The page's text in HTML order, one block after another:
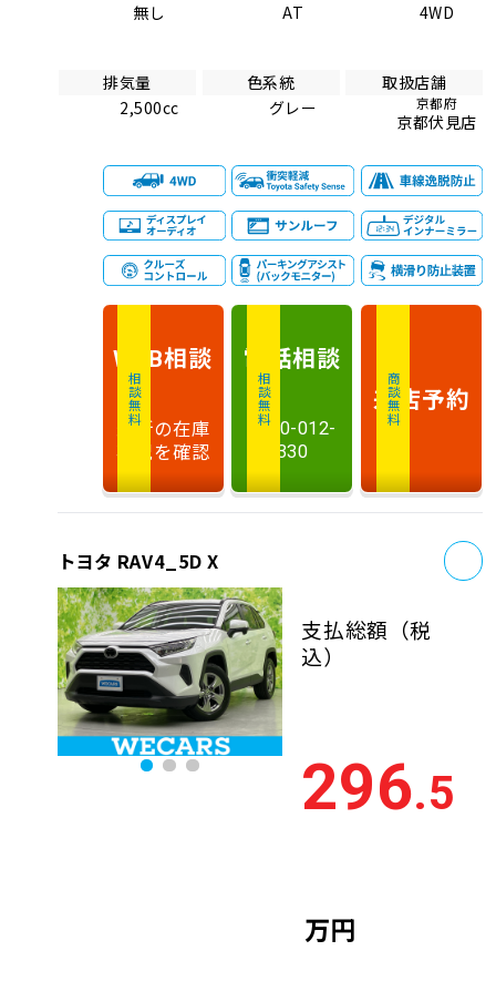
無し
AT
4WD
排気量
2,500cc
色系統
グレー
取扱店舗
京都府
京都伏見店
相談無料
WEB相談
最新の在庫
状況を確認
相談無料
電話相談
0120-012-
330
商談無料
来店予約
トヨタ RAV4_5D X
支払総額 （税
込）
296.5
万円